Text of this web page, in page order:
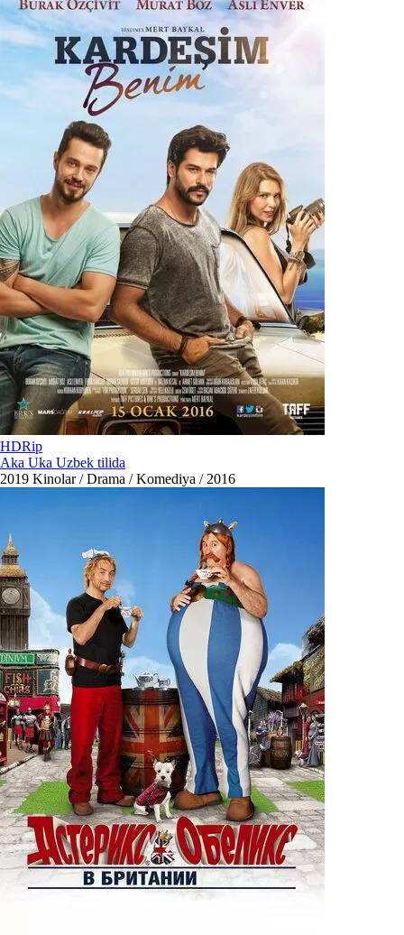
HDRip
Aka Uka Uzbek tilida
2019 Kinolar / Drama / Komediya / 2016